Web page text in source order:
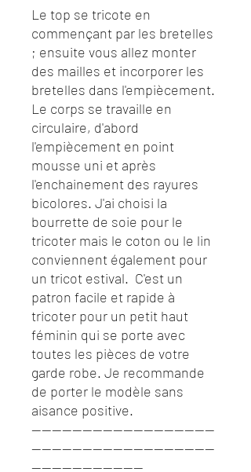
Le top se tricote en
commençant par les bretelles
; ensuite vous allez monter
des mailles et incorporer les
bretelles dans l'empiècement.
Le corps se travaille en
circulaire, d'abord
l'empiècement en point
mousse uni et après
l'enchainement des rayures
bicolores. J'ai choisi la
bourrette de soie pour le
tricoter mais le coton ou le lin
conviennent également pour
un tricot estival. C'est un
patron facile et rapide à
tricoter pour un petit haut
féminin qui se porte avec
toutes les pièces de votre
garde robe. Je recommande
de porter le modèle sans
aisance positive.
------------------------------------
------------------------------------
----------------------